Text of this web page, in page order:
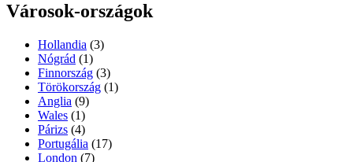
Városok-országok
Hollandia (3)
Nógrád (1)
Finnország (3)
Törökország (1)
Anglia (9)
Wales (1)
Párizs (4)
Portugália (17)
London (7)